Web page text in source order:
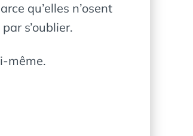
qu’elles n’osent
s’oublier.
même.